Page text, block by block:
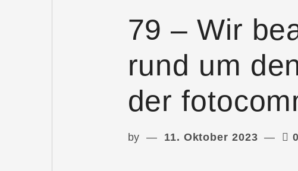
79 – Wir
rund um
der
by 11. Oktober 2023 0